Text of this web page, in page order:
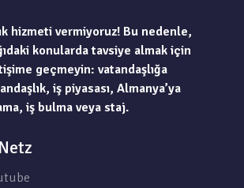
hizmeti vermiyoruz! Bu nedenle,
konularda tavsiye almak için
geçmeyin: vatandaşlığa
iş piyasası, Almanya’ya
iş bulma veya staj.